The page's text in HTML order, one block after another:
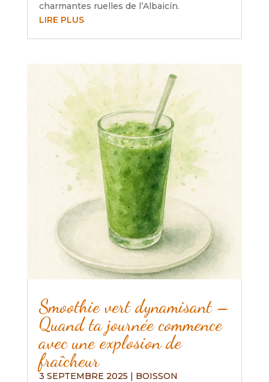
charmantes ruelles de l’Albaicín.
LIRE PLUS
Smoothie vert dynamisant –
Quand ta journée commence
avec une explosion de
fraîcheur
3 SEPTEMBRE 2025 | BOISSON